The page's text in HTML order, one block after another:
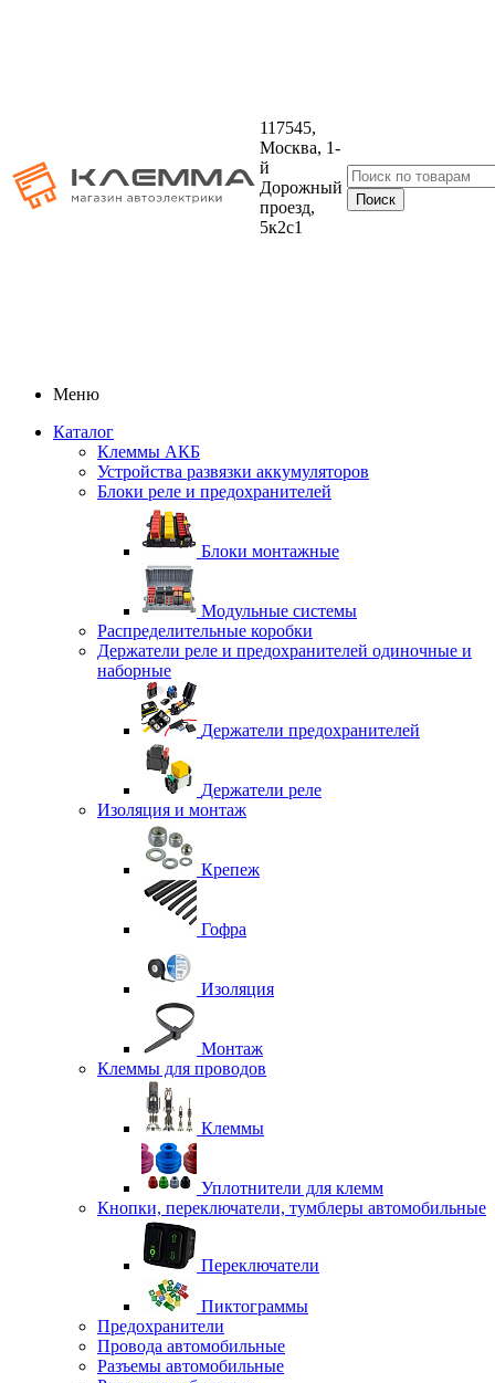
117545,
Москва, 1-
й
Дорожный
проезд,
5к2с1
Меню
Каталог
Клеммы АКБ
Устройства развязки аккумуляторов
Блоки реле и предохранителей
Блоки монтажные
Модульные системы
Распределительные коробки
Держатели реле и предохранителей одиночные и
наборные
Держатели предохранителей
Держатели реле
Изоляция и монтаж
Крепеж
Гофра
Изоляция
Монтаж
Клеммы для проводов
Клеммы
Уплотнители для клемм
Кнопки, переключатели, тумблеры автомобильные
Переключатели
Пиктограммы
Предохранители
Провода автомобильные
Разъемы автомобильные